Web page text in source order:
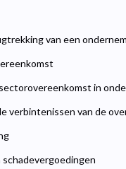
van een
in
verbintenissen van de